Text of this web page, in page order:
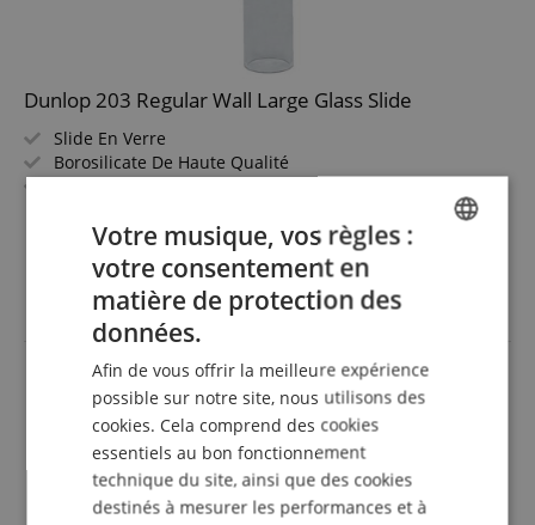
Dunlop 203 Regular Wall Large Glass Slide
Slide En Verre
Borosilicate De Haute Qualité
11,00 €
incl. la TVA +
livraison (FR)
FRENCH
SPANISH
Votre musique, vos règles :
votre consentement en
matière de protection des
données.
Afin de vous offrir la meilleure expérience
possible sur notre site, nous utilisons des
cookies. Cela comprend des cookies
essentiels au bon fonctionnement
technique du site, ainsi que des cookies
destinés à mesurer les performances et à